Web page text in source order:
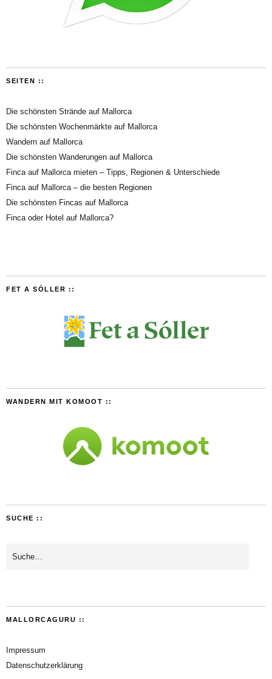
SEITEN ::
Die schönsten Strände auf Mallorca
Die schönsten Wochenmärkte auf Mallorca
Wandern auf Mallorca
Die schönsten Wanderungen auf Mallorca
Finca auf Mallorca mieten – Tipps, Regionen & Unterschiede
Finca auf Mallorca – die besten Regionen
Die schönsten Fincas auf Mallorca
Finca oder Hotel auf Mallorca?
FET A SÓLLER ::
WANDERN MIT KOMOOT ::
SUCHE ::
MALLORCAGURU ::
Impressum
Datenschutzerklärung